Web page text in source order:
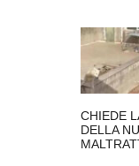
CHIEDE
DELLA